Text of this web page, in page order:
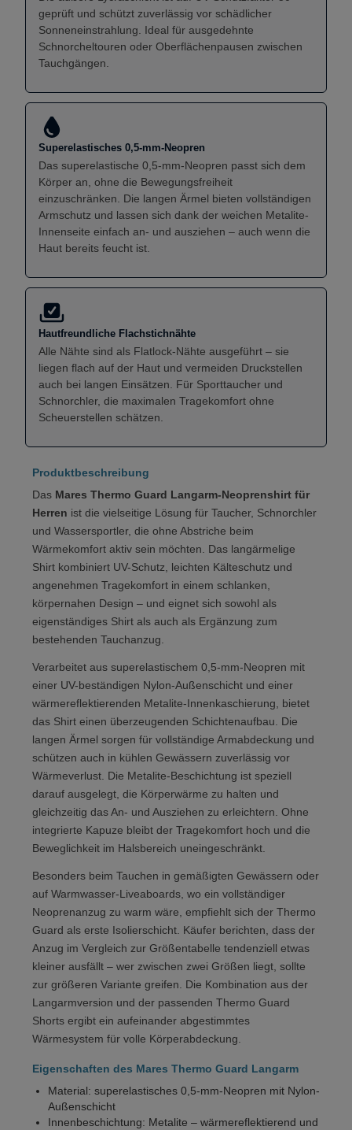
geprüft und schützt zuverlässig vor schädlicher
Sonneneinstrahlung. Ideal für ausgedehnte
Schnorcheltouren oder Oberflächenpausen zwischen
Tauchgängen.
Superelastisches 0,5-mm-Neopren
Das superelastische 0,5-mm-Neopren passt sich dem
Körper an, ohne die Bewegungsfreiheit
einzuschränken. Die langen Ärmel bieten vollständigen
Armschutz und lassen sich dank der weichen Metalite-
Innenseite einfach an- und ausziehen – auch wenn die
Haut bereits feucht ist.
Hautfreundliche Flachstichnähte
Alle Nähte sind als Flatlock-Nähte ausgeführt – sie
liegen flach auf der Haut und vermeiden Druckstellen
auch bei langen Einsätzen. Für Sporttaucher und
Schnorchler, die maximalen Tragekomfort ohne
Scheuerstellen schätzen.
Produktbeschreibung
Das Mares Thermo Guard Langarm-Neoprenshirt für
Herren ist die vielseitige Lösung für Taucher, Schnorchler
und Wassersportler, die ohne Abstriche beim
Wärmekomfort aktiv sein möchten. Das langärmelige
Shirt kombiniert UV-Schutz, leichten Kälteschutz und
angenehmen Tragekomfort in einem schlanken,
körpernahen Design – und eignet sich sowohl als
eigenständiges Shirt als auch als Ergänzung zum
bestehenden Tauchanzug.
Verarbeitet aus superelastischem 0,5-mm-Neopren mit
einer UV-beständigen Nylon-Außenschicht und einer
wärmereflektierenden Metalite-Innenkaschierung, bietet
das Shirt einen überzeugenden Schichtenaufbau. Die
langen Ärmel sorgen für vollständige Armabdeckung und
schützen auch in kühlen Gewässern zuverlässig vor
Wärmeverlust. Die Metalite-Beschichtung ist speziell
darauf ausgelegt, die Körperwärme zu halten und
gleichzeitig das An- und Ausziehen zu erleichtern. Ohne
integrierte Kapuze bleibt der Tragekomfort hoch und die
Beweglichkeit im Halsbereich uneingeschränkt.
Besonders beim Tauchen in gemäßigten Gewässern oder
auf Warmwasser-Liveaboards, wo ein vollständiger
Neoprenanzug zu warm wäre, empfiehlt sich der Thermo
Guard als erste Isolierschicht. Käufer berichten, dass der
Anzug im Vergleich zur Größentabelle tendenziell etwas
kleiner ausfällt – wer zwischen zwei Größen liegt, sollte
zur größeren Variante greifen. Die Kombination aus der
Langarmversion und der passenden Thermo Guard
Shorts ergibt ein aufeinander abgestimmtes
Wärmesystem für volle Körperabdeckung.
Eigenschaften des Mares Thermo Guard Langarm
Material: superelastisches 0,5-mm-Neopren mit Nylon-
Außenschicht
Innenbeschichtung: Metalite – wärmereflektierend und